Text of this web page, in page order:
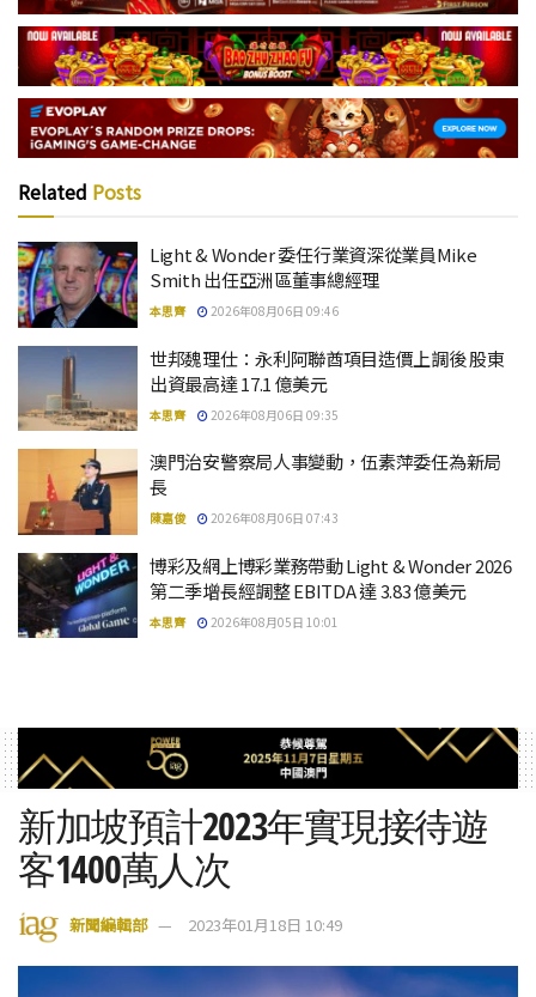
Related Posts
Light & Wonder 委任行業資深從業員Mike
Smith 出任亞洲區董事總經理
本思齊 2026年08月06日 09:46
世邦魏理仕：永利阿聯酋項目造價上調後 股東
出資最高達 17.1 億美元
本思齊 2026年08月06日 09:35
澳門治安警察局人事變動，伍素萍委任為新局
長
陳嘉俊 2026年08月06日 07:43
博彩及網上博彩業務帶動 Light & Wonder 2026
第二季增長經調整 EBITDA 達 3.83 億美元
本思齊 2026年08月05日 10:01
新加坡預計2023年實現接待遊
客1400萬人次
新聞編輯部 2023年01月18日 10:49